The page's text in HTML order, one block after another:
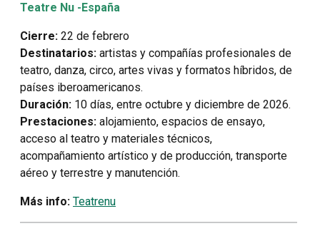
Teatre Nu -España
Cierre: 22 de febrero
Destinatarios: artistas y compañías profesionales de
teatro, danza, circo, artes vivas y formatos híbridos, de
países iberoamericanos.
Duración: 10 días, entre octubre y diciembre de 2026.
Prestaciones: alojamiento, espacios de ensayo,
acceso al teatro y materiales técnicos,
acompañamiento artístico y de producción, transporte
aéreo y terrestre y manutención.
Más info: Teatrenu